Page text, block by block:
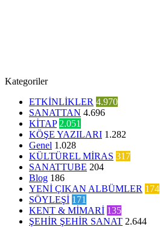
Kategoriler
ETKİNLİKLER 4.970
SANATTAN 4.696
KİTAP 2.051
KÖŞE YAZILARI 1.282
Genel 1.028
KÜLTÜREL MİRAS 317
SANATTUBE 204
Blog 186
YENİ ÇIKAN ALBÜMLER 174
SÖYLEŞİ 171
KENT & MİMARİ 135
ŞEHİR ŞEHİR SANAT 2.644